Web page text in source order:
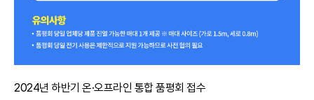
2024년 하반기 온·오프라인 통합 품평회 접수